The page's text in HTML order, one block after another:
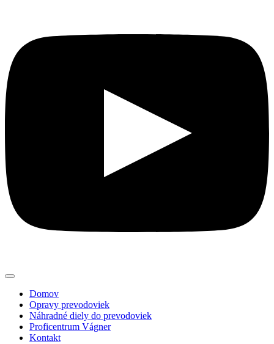
Domov
Opravy prevodoviek
Náhradné diely do prevodoviek
Proficentrum Vágner
Kontakt